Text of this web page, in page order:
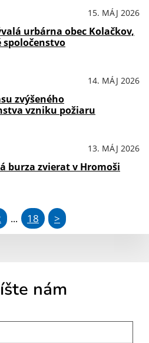
15. MÁJ 2026
urbárna obec Kolačkov,
spoločenstvo
14. MÁJ 2026
zvýšeného
vzniku požiaru
13. MÁJ 2026
burza zvierat v Hromoši
... 18 >
nám